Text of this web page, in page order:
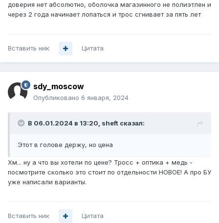
доверия нет абсолютно, оболочка магазинного не полиэтлен и
через 2 года начинает лопаться и трос сгнивает за пять лет
Вставить ник Цитата
sdy_moscow
Опубликовано 6 января, 2024
В 06.01.2024 в 13:20, sheft сказал:
Этот в голове держу, но цена
Хм... ну а что вы хотели по цене? Тросс + оптика + медь -
посмотрите сколько это стоит по отдельности НОВОЕ! А про БУ
уже написали варианты.
Вставить ник Цитата